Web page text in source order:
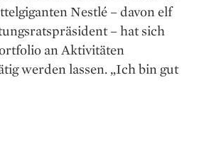
Nestlé – davon elf
– hat sich
an Aktivitäten
werden lassen. „Ich bin gut